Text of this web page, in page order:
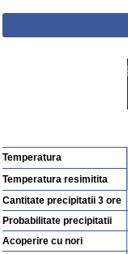
Temperatura
Temperatura resimitita
Cantitate precipitatii 3 ore
Probabilitate precipitatii
Acoperire cu nori